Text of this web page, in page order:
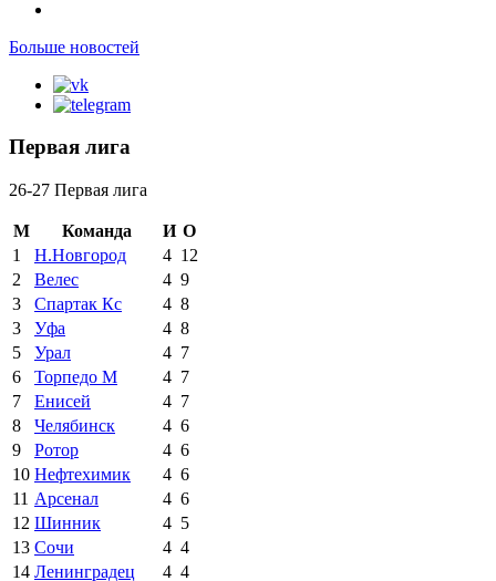
Больше новостей
Первая лига
26-27 Первая лига
М Команда И О
1
Н.Новгород 4 12
2
Велес 4 9
3
Спартак Кс 4 8
3
Уфа 4 8
5
Урал 4 7
6
Торпедо М 4 7
7
Енисей 4 7
8
Челябинск 4 6
9
Ротор 4 6
10 Нефтехимик 4 6
11 Арсенал 4 6
12 Шинник 4 5
13 Сочи 4 4
14 Ленинградец 4 4